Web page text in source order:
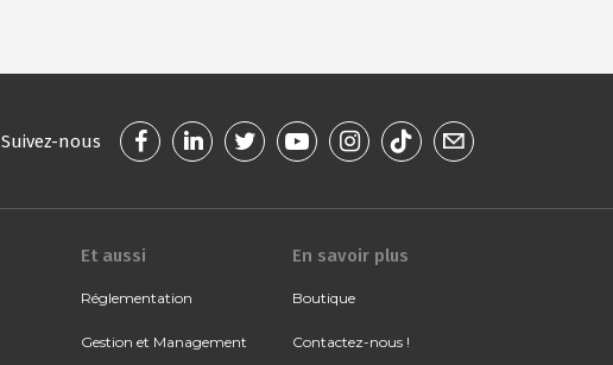
Suivez-nous
Et aussi
Réglementation
Gestion et Management
En savoir plus
Boutique
Contactez-nous !